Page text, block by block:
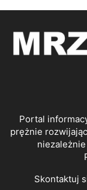
Portal
prężnie
Skontaktuj